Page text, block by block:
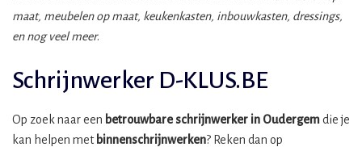
maat, meubelen op maat, keukenkasten, inbouwkasten, dressings,
en nog veel meer.
Schrijnwerker D-KLUS.BE
Op zoek naar een betrouwbare schrijnwerker in Oudergemdie je
kan helpen met binnenschrijnwerken? Reken dan op